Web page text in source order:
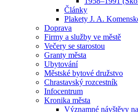
Články
Plakety J. A.
Doprava
Firmy a služby ve městě
Večery se starostou
Granty města
Ubytování
Městské bytové družstvo
Chrastavský rozcestník
Infocentrum
Kronika města
Významné návštěvy